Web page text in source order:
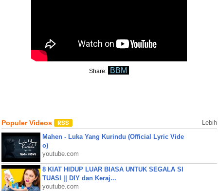
Share: BBM
Populer Videos Lebih
Mahen - Luka Yang Kurindu (Official Lyric Vide
o)
youtube.com
8 KIAT HIDUP LUAR BIASA UNTUK SEGALA SI
TUASI || DIY dan Keraj...
youtube.com